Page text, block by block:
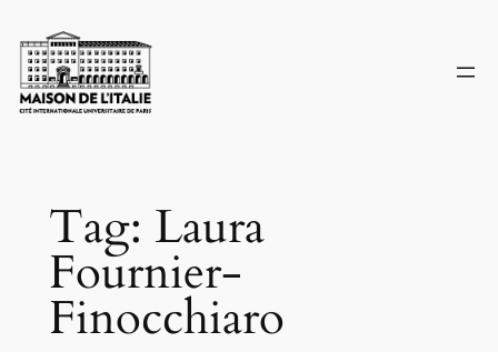
to
content
Tag: Laura
Fournier-
Finocchiaro